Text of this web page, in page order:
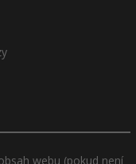
webu (pokud není